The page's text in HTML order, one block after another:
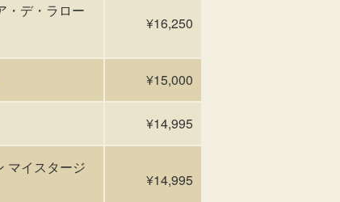
・デ・ラロー
¥16,250
¥15,000
¥14,995
マイスタージ
¥14,995